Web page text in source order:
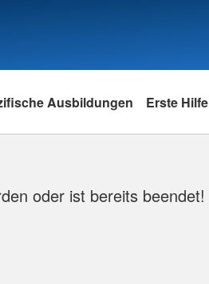
Ausbildungen Erste Hilfe
oder ist bereits beendet!